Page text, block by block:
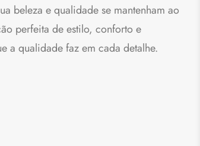
beleza e qualidade se mantenham ao
perfeita de estilo, conforto e
a qualidade faz em cada detalhe.